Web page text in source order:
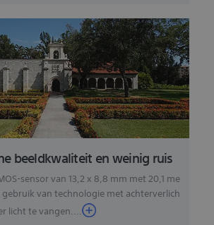
beeldkwaliteit en weinig ruis
sensor van 13,2 x 8,8 mm met 20,1 me
van technologie met achterverlich
licht te vangen....